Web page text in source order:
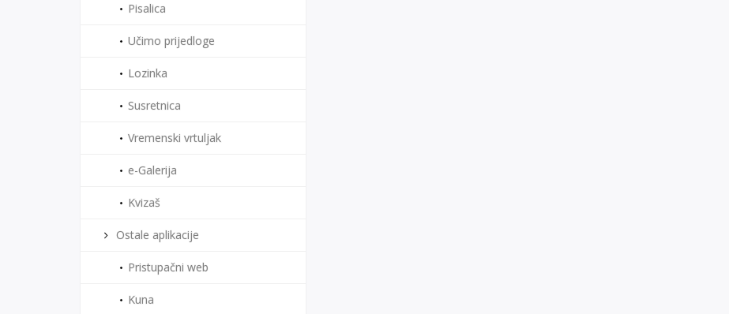
Pisalica
Učimo prijedloge
Lozinka
Susretnica
Vremenski vrtuljak
e-Galerija
Kvizaš
Ostale aplikacije
Pristupačni web
Kuna